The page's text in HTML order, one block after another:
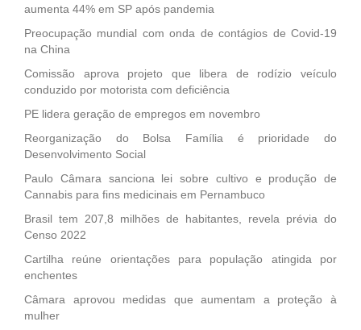
aumenta 44% em SP após pandemia
Preocupação mundial com onda de contágios de Covid-19
na China
Comissão aprova projeto que libera de rodízio veículo
conduzido por motorista com deficiência
PE lidera geração de empregos em novembro
Reorganização do Bolsa Família é prioridade do
Desenvolvimento Social
Paulo Câmara sanciona lei sobre cultivo e produção de
Cannabis para fins medicinais em Pernambuco
Brasil tem 207,8 milhões de habitantes, revela prévia do
Censo 2022
Cartilha reúne orientações para população atingida por
enchentes
Câmara aprovou medidas que aumentam a proteção à
mulher